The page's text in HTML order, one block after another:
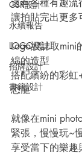
CSR設計
永續報告
LOGO標誌
招牌設計
書籍設計
還有各種有趣流
讓拍貼完出更多
Logo設計取mini
綿的造型
搭配繽紛的彩
恐龍
就像在mini
緊張，慢慢玩~
享受當下的樂趣